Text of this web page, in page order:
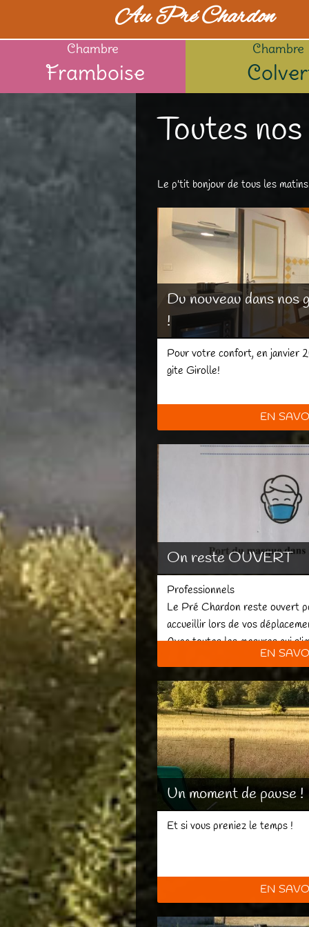
Au Pré Chardon
Chambre
Framboise
Chambre
Toutes
Le p'tit bonjour de tous les
Du nouveau dans
!
Pour votre confort, en janvier
gite Girolle!
EN
On reste OUVERT
Professionnels
Le Pré Chardon reste ouvert
accueillir lors de vos
Avec toutes les mesures qui
EN
Un moment de pause !
Et si vous preniez le temps !
EN